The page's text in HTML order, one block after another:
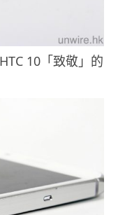
10「致敬」的